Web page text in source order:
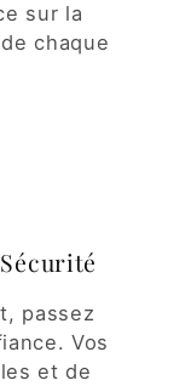
sur la
chaque
passez
Vos
et de